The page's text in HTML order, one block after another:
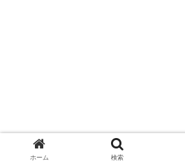
ホーム 検索